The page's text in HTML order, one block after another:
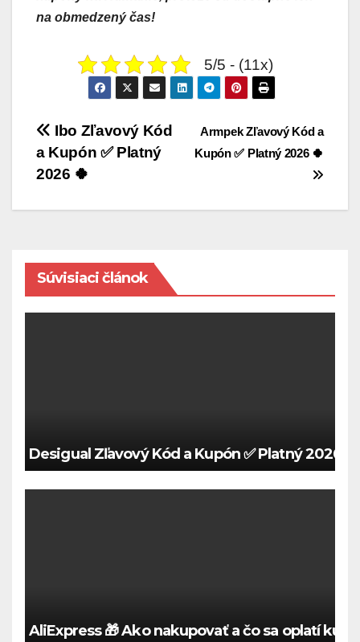
na obmedzený čas!
5/5 - (11x)
Navigácia
v
článku
Armpek Zľavový Kód a
Kupón ✅ Platný 2026 🍀
Ibo Zľavový Kód
a Kupón ✅ Platný
2026 🍀
Súvisiaci článok
Desigual Zľavový Kód a Kupón ✅ Platný 2026 🍀
AliExpress 🎁 Ako nakupovať a čo sa oplatí